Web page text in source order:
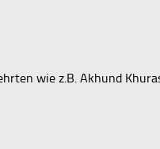
wie z.B. Akhund